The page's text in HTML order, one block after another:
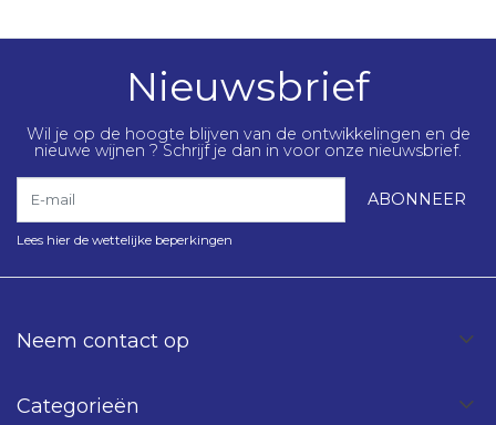
Nieuwsbrief
Wil je op de hoogte blijven van de ontwikkelingen en de
nieuwe wijnen ? Schrijf je dan in voor onze nieuwsbrief.
ABONNEER
Lees hier de wettelijke beperkingen
Neem contact op
Categorieën